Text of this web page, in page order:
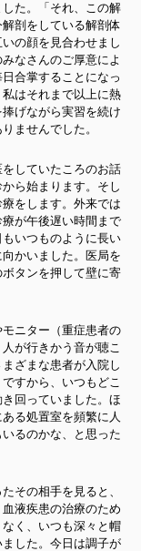
た。「それ、この解
剖をしている解剖体
の顔を見合わせまし
なさんのご厚意によ
合掌することになっ
はそれまで以上に熱
げながら実習を続け
ませんでした。
していたころのお話
ら始まります。そし
をします。外来では
が午後遅い時間まで
いつものように長い
かいました。医局を
タンを押して壁に寄
ニター（重症患者の
が行きかう音が聴こ
ざまな患者が入院し
すから、いつもどこ
回っていました。ほ
る処置室を頻繁に人
るのかな、と思った
その相手を見ると、
液疾患の治療のため
く、いつも深々と帽
した。今日は調子が